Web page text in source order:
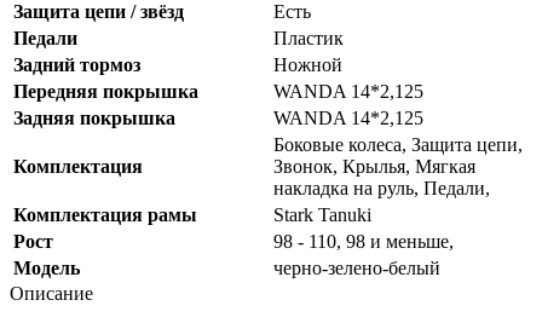
Защита цепи / звёзд
Есть
Педали
Пластик
Задний тормоз
Ножной
Передняя покрышка
WANDA 14*2,125
Задняя покрышка
WANDA 14*2,125
Комплектация
Боковые колеса, Защита цепи,
Звонок, Крылья, Мягкая
накладка на руль, Педали,
Комплектация рамы
Stark Tanuki
Рост
98 - 110, 98 и меньше,
Модель
черно-зелено-белый
Описание